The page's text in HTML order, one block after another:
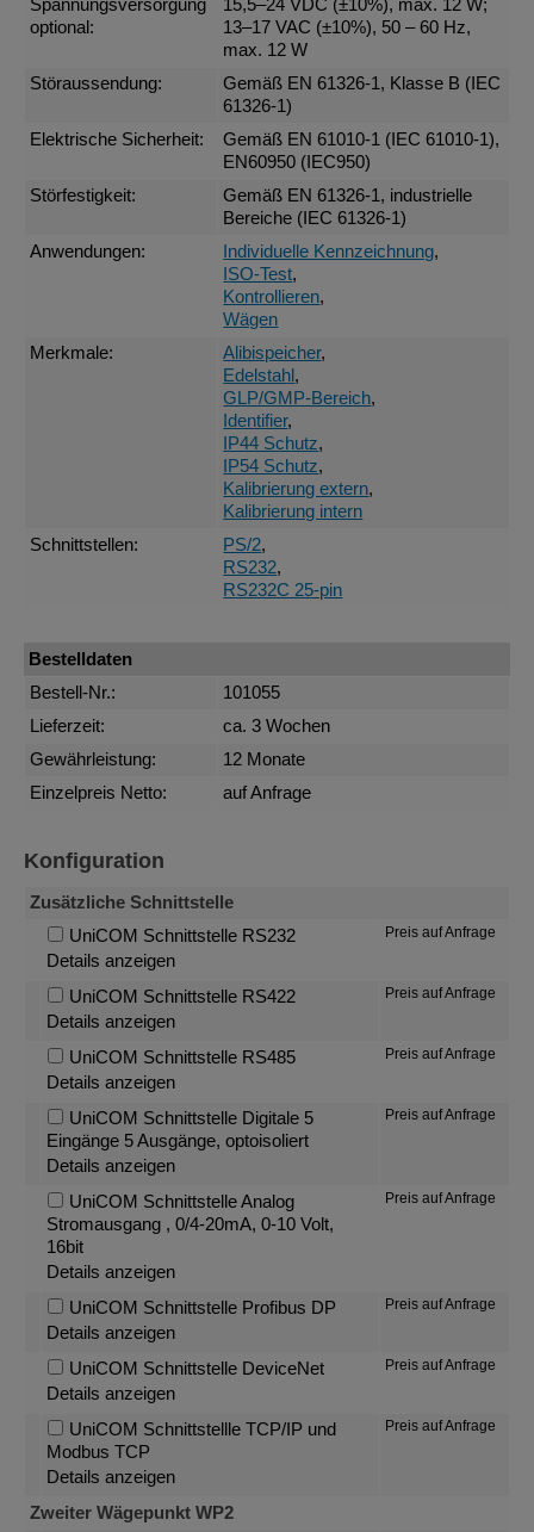
Spannungsversorgung
optional:
15,5–24 VDC (±10%), max. 12 W;
13–17 VAC (±10%), 50 – 60 Hz,
max. 12 W
Störaussendung:
Gemäß EN 61326-1, Klasse B (IEC
61326-1)
Elektrische Sicherheit:
Gemäß EN 61010-1 (IEC 61010-1),
EN60950 (IEC950)
Störfestigkeit:
Gemäß EN 61326-1, industrielle
Bereiche (IEC 61326-1)
Anwendungen:
Individuelle Kennzeichnung,
ISO-Test,
Kontrollieren,
Wägen
Merkmale:
Alibispeicher,
Edelstahl ,
GLP/GMP-Bereich,
Identifier,
IP44 Schutz,
IP54 Schutz,
Kalibrierung extern,
Kalibrierung intern
Schnittstellen:
PS/2,
RS232,
RS232C 25-pin
Bestelldaten
Bestell-Nr.:
101055
Lieferzeit:
ca. 3 Wochen
Gewährleistung:
12 Monate
Einzelpreis Netto:
auf Anfrage
Konfiguration
Zusätzliche Schnittstelle
UniCOM Schnittstelle RS232
Details anzeigen
Preis auf Anfrage
UniCOM Schnittstelle RS422
Details anzeigen
Preis auf Anfrage
UniCOM Schnittstelle RS485
Details anzeigen
Preis auf Anfrage
UniCOM Schnittstelle Digitale 5
Eingänge 5 Ausgänge, optoisoliert
Details anzeigen
Preis auf Anfrage
UniCOM Schnittstelle Analog
Stromausgang , 0/4-20mA, 0-10 Volt,
16bit
Details anzeigen
Preis auf Anfrage
UniCOM Schnittstelle Profibus DP
Details anzeigen
Preis auf Anfrage
UniCOM Schnittstelle DeviceNet
Details anzeigen
Preis auf Anfrage
UniCOM Schnittstellle TCP/IP und
Modbus TCP
Details anzeigen
Preis auf Anfrage
Zweiter Wägepunkt WP2